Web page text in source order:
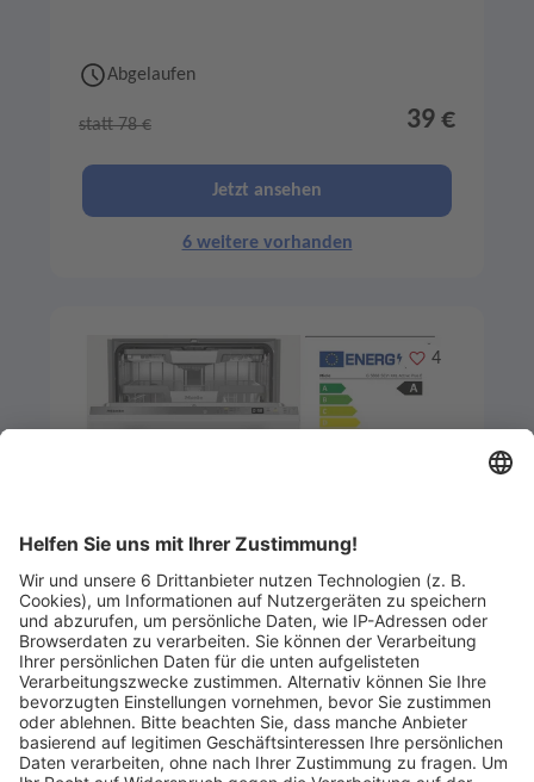
Abgelaufen
statt 78 € 39 €
Jetzt ansehen
6 weitere vorhanden
Merken
4
Artikel-ID: 3873 0
Miele Einbau-Geschirrspüler
G5868ScViXXLED
Küchen- und Badmöbelstudio Helde